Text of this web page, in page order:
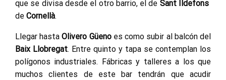
que se divisa desde el otro barrio, el de Sant Ildefons
de Cornellà.
Llegar hasta Olivero Güenoes como subir al balcón del
Baix Llobregat. Entre quinto y tapa se contemplan los
polígonos industriales. Fábricas y talleres a los que
muchos clientes de este bar tendrán que acudir